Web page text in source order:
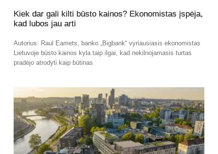
Kiek dar gali kilti būsto kainos? Ekonomistas įspėja,
kad lubos jau arti
Autorius: Raul Eamets, banko „Bigbank“ vyriausiasis ekonomistas
Lietuvoje būsto kainos kyla taip ilgai, kad nekilnojamasis turtas
pradėjo atrodyti kaip būtinas